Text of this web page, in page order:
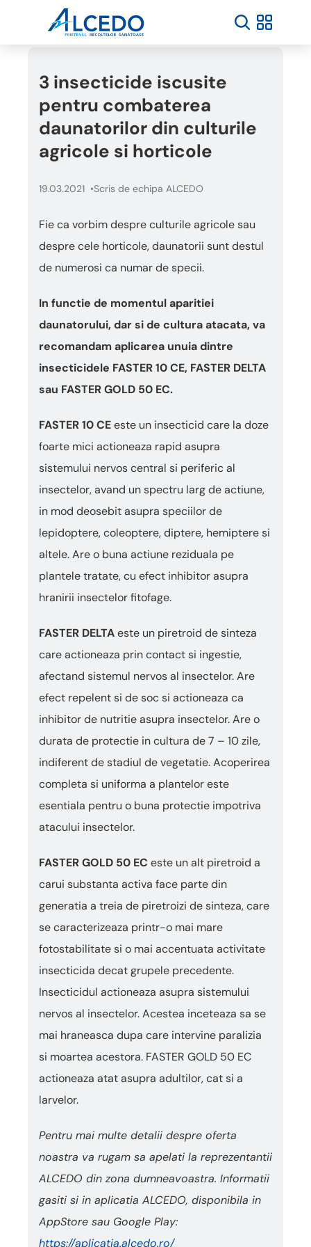
3 insecticide iscusite
pentru combaterea
daunatorilor din culturile
agricole si horticole
19.03.2021 Scris de echipa ALCEDO
Fie ca vorbim despre culturile agricole sau
despre cele horticole, daunatorii sunt destul
de numerosi ca numar de specii.
In functie de momentul aparitiei
daunatorului, dar si de cultura atacata, va
recomandam aplicarea unuia dintre
insecticidele FASTER 10 CE, FASTER DELTA
sau FASTER GOLD 50 EC.
FASTER 10 CEeste un insecticid care la doze
foarte mici actioneaza rapid asupra
sistemului nervos central si periferic al
insectelor, avand un spectru larg de actiune,
in mod deosebit asupra speciilor de
lepidoptere, coleoptere, diptere, hemiptere si
altele. Are o buna actiune reziduala pe
plantele tratate, cu efect inhibitor asupra
hranirii insectelor fitofage.
FASTER DELTAeste un piretroid de sinteza
care actioneaza prin contact si ingestie,
afectand sistemul nervos al insectelor. Are
efect repelent si de soc si actioneaza ca
inhibitor de nutritie asupra insectelor. Are o
durata de protectie in cultura de 7 – 10 zile,
indiferent de stadiul de vegetatie. Acoperirea
completa si uniforma a plantelor este
esentiala pentru o buna protectie impotriva
atacului insectelor.
FASTER GOLD 50 EC este un alt piretroid a
carui substanta activa face parte din
generatia a treia de piretroizi de sinteza, care
se caracterizeaza printr-o mai mare
fotostabilitate si o mai accentuata activitate
insecticida decat grupele precedente.
Insecticidul actioneaza asupra sistemului
nervos al insectelor. Acestea inceteaza sa se
mai hraneasca dupa care intervine paralizia
si moartea acestora. FASTER GOLD 50 EC
actioneaza atat asupra adultilor, cat si a
larvelor.
Pentru mai multe detalii despre oferta
noastra va rugam sa apelati la reprezentantii
ALCEDO din zona dumneavoastra. Informatii
gasiti si in aplicatia ALCEDO, disponibila in
AppStore sau Google Play:
https://aplicatia.alcedo.ro/